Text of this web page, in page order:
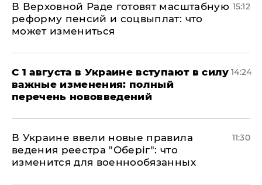
В Верховной Раде готовят масштабную
реформу пенсий и соцвыплат: что
может измениться
15:12
С 1 августа в Украине вступают в силу
важные изменения: полный
перечень нововведений
14:24
В Украине ввели новые правила
ведения реестра "Оберіг": что
изменится для военнообязанных
11:30